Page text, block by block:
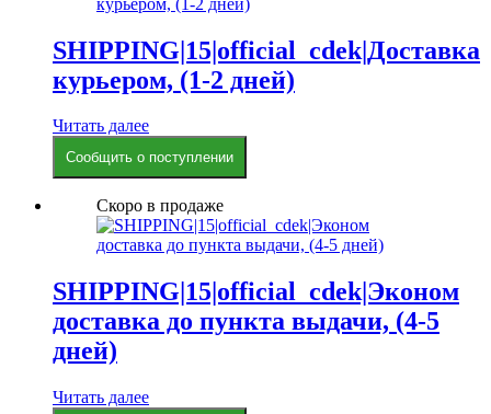
SHIPPING|15|official_cdek|Доставка
курьером, (1-2 дней)
Читать далее
Сообщить о поступлении
Скоро в продаже
SHIPPING|15|official_cdek|Эконом
доставка до пункта выдачи, (4-5
дней)
Читать далее